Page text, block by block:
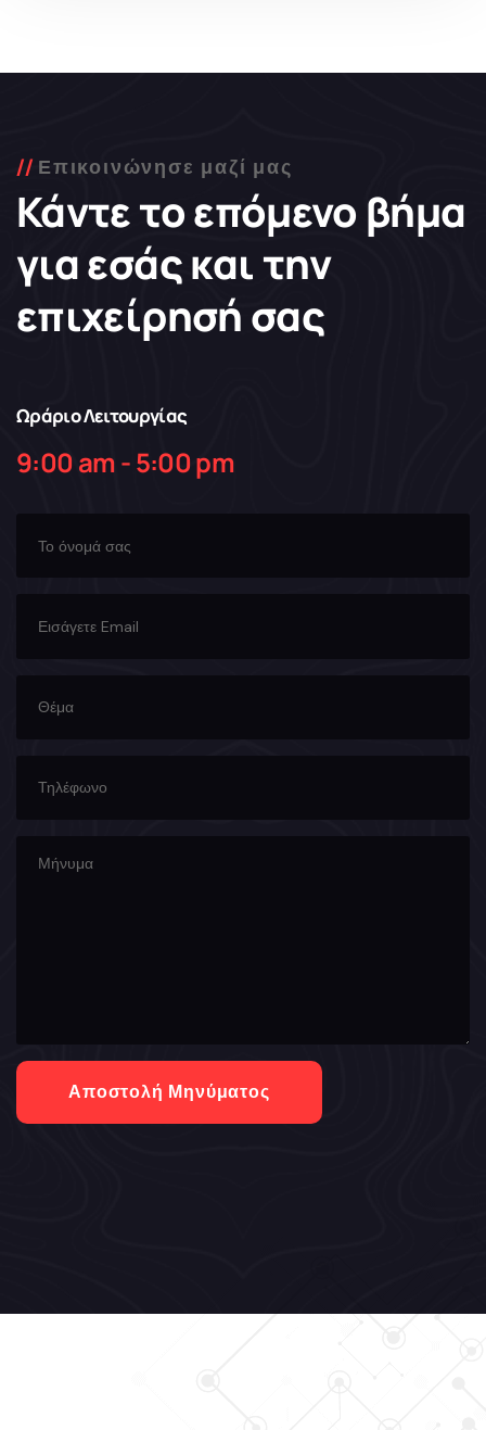
Επικοινώνησε μαζί μας
Κάντε το επόμενο βήμα
για εσάς και την
επιχείρησή σας
Ωράριο Λειτουργίας
9:00 am - 5:00 pm